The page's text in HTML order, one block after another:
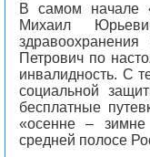
В самом начале
Михаил
Петрович по
инвалидность. С
социальной
бесплатные
«осенне –
средней полосе